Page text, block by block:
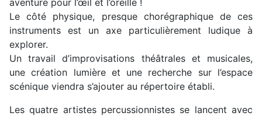
aventure pour l’œil et l’oreille !
Le côté physique, presque chorégraphique de ces
instruments est un axe particulièrement ludique à
explorer.
Un travail d’improvisations théâtrales et musicales,
une création lumière et une recherche sur l’espace
scénique viendra s’ajouter au répertoire établi.
Les quatre artistes percussionnistes se lancent avec